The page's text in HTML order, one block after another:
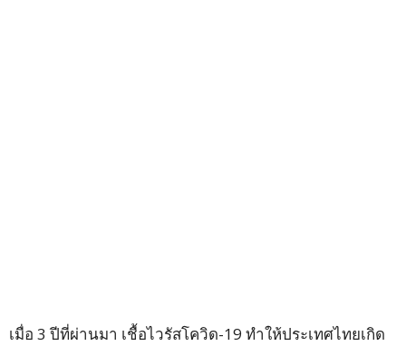
เมื่อ 3 ปีที่ผ่านมา เชื้อไวรัสโควิด-19 ทำให้ประเทศไทยเกิด